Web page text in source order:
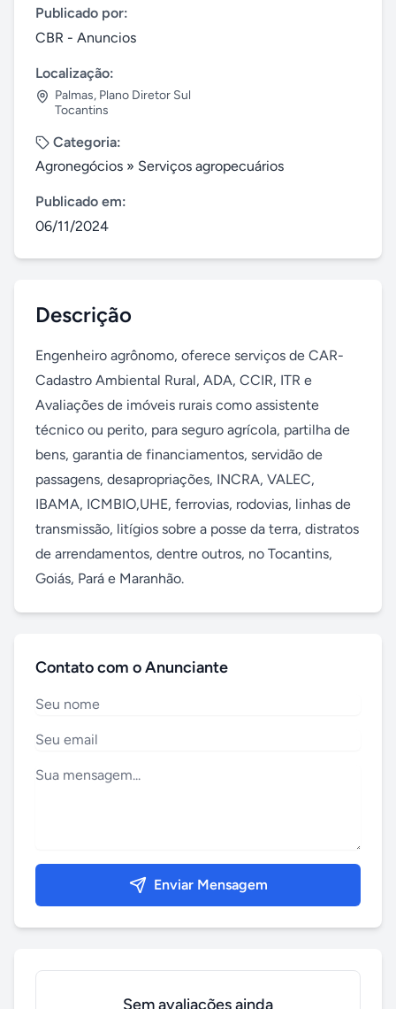
Publicado por:
CBR - Anuncios
Localização:
Palmas, Plano Diretor Sul
Tocantins
Categoria:
Agronegócios » Serviços agropecuários
Publicado em:
06/11/2024
Descrição
Engenheiro agrônomo, oferece serviços de CAR-
Cadastro Ambiental Rural, ADA, CCIR, ITR e
Avaliações de imóveis rurais como assistente
técnico ou perito, para seguro agrícola, partilha de
bens, garantia de financiamentos, servidão de
passagens, desapropriações, INCRA, VALEC,
IBAMA, ICMBIO,UHE, ferrovias, rodovias, linhas de
transmissão, litígios sobre a posse da terra, distratos
de arrendamentos, dentre outros, no Tocantins,
Goiás, Pará e Maranhão.
Contato com o Anunciante
Enviar Mensagem
Sem avaliações ainda